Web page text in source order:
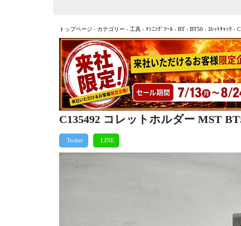
トップページ › カテゴリー › 工具 › ﾏｼﾆﾝｸﾞﾂｰﾙ › BT › BT50 › ｺﾚｯﾄﾁｬｯｸ ›
C135492 コレットホルダー MST